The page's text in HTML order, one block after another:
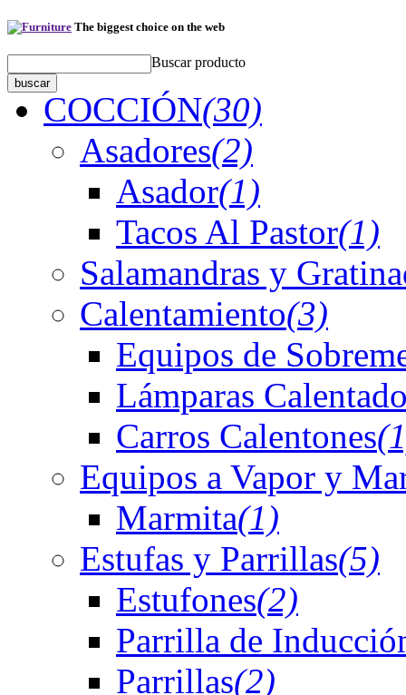
The biggest choice on the web
Buscar producto
COCCIÓN(30)
Asadores(2)
Asador(1)
Tacos Al Pastor(1)
Salamandras y
Calentamiento(3)
Equipos de
Lámparas
Carros Calentones
Equipos a Vapor y
Marmita(1)
Estufas y Parrillas(5)
Estufones(2)
Parrilla de
Parrillas(2)